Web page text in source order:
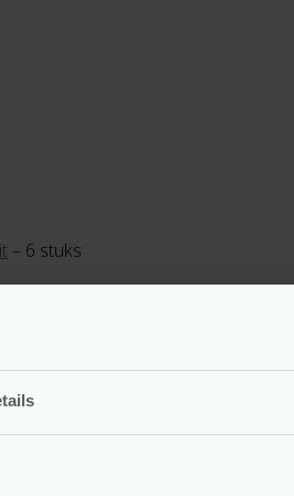
– 6 stuks
je ze te drogen.
te wassen, zo worden ze lekker